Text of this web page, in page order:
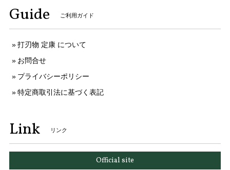
Guide ご利用ガイド
打刃物 定康 について
お問合せ
プライバシーポリシー
特定商取引法に基づく表記
Link リンク
Official site